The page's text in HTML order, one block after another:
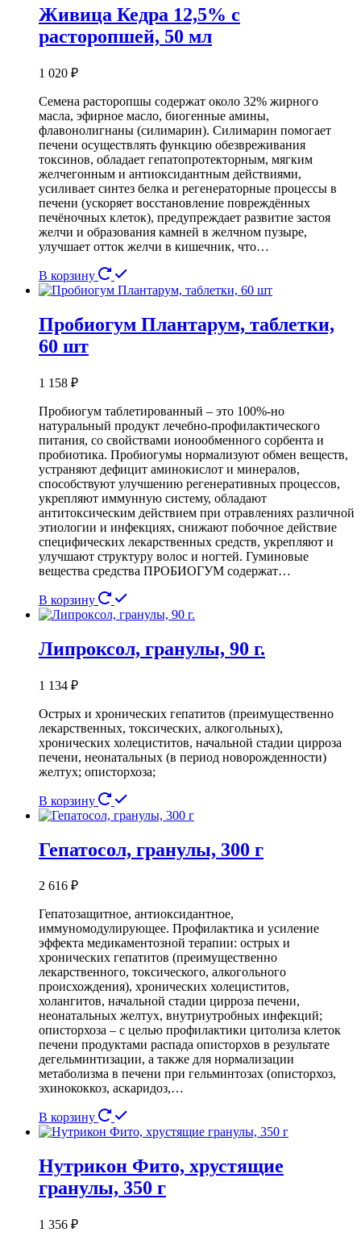
Живица Кедра 12,5% с
расторопшей, 50 мл
1 020 ₽
Семена расторопшы содержат около 32% жирного
масла, эфирное масло, биогенные амины,
флавонолигнаны (силимарин). Силимарин помогает
печени осуществлять функцию обезвреживания
токсинов, обладает гепатопротекторным, мягким
желчегонным и антиоксидантным действиями,
усиливает синтез белка и регенераторные процессы в
печени (ускоряет восстановление повреждённых
печёночных клеток), предупреждает развитие застоя
желчи и образования камней в желчном пузыре,
улучшает отток желчи в кишечник, что…
В корзину
Пробиогум Плантарум, таблетки,
60 шт
1 158 ₽
Пробиогум таблетированный – это 100%-но
натуральный продукт лечебно-профилактического
питания, со свойствами ионообменного сорбента и
пробиотика. Пробиогумы нормализуют обмен веществ,
устраняют дефицит аминокислот и минералов,
способствуют улучшению регенеративных процессов,
укрепляют иммунную систему, обладают
антитоксическим действием при отравлениях различной
этиологии и инфекциях, снижают побочное действие
специфических лекарственных средств, укрепляют и
улучшают структуру волос и ногтей. Гуминовые
вещества средства ПРОБИОГУМ содержат…
В корзину
Липроксол, гранулы, 90 г.
1 134 ₽
Острых и хронических гепатитов (преимущественно
лекарственных, токсических, алкогольных),
хронических холециститов, начальной стадии цирроза
печени, неонатальных (в период новорожденности)
желтух; описторхоза;
В корзину
Гепатосол, гранулы, 300 г
2 616 ₽
Гепатозащитное, антиоксидантное,
иммуномодулирующее. Профилактика и усиление
эффекта медикаментозной терапии: острых и
хронических гепатитов (преимущественно
лекарственного, токсического, алкогольного
происхождения), хронических холециститов,
холангитов, начальной стадии цирроза печени,
неонатальных желтух, внутриутробных инфекций;
описторхоза – с целью профилактики цитолиза клеток
печени продуктами распада описторхов в результате
дегельминтизации, а также для нормализации
метаболизма в печени при гельминтозах (описторхоз,
эхинококкоз, аскаридоз,…
В корзину
Нутрикон Фито, хрустящие
гранулы, 350 г
1 356 ₽